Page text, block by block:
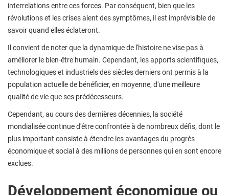
interrelations entre ces forces. Par conséquent, bien que les
révolutions et les crises aient des symptômes, il est imprévisible de
savoir quand elles éclateront.
Il convient de noter que la dynamique de l'histoire ne vise pas à
améliorer le bien-être humain. Cependant, les apports scientifiques,
technologiques et industriels des siècles derniers ont permis à la
population actuelle de bénéficier, en moyenne, d'une meilleure
qualité de vie que ses prédécesseurs.
Cependant, au cours des dernières décennies, la société
mondialisée continue d'être confrontée à de nombreux défis, dont le
plus important consiste à étendre les avantages du progrès
économique et social à des millions de personnes qui en sont encore
exclues.
Développement économique ou